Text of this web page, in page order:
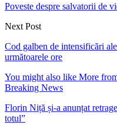
Poveste despre salvatorii de
Next Post
Cod galben de intensificări
următoarele ore
You might also like More
Breaking News
Florin Niță și-a anunțat
totul”